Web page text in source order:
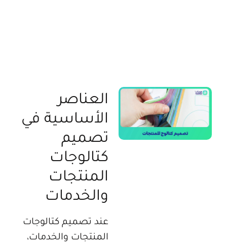
العناصر
الأساسية في
تصميم
كتالوجات
المنتجات
والخدمات
عند تصميم كتالوجات
المنتجات والخدمات،